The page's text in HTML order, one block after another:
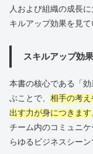
人および組織の成長
キルアップ効果を見て
スキルアップ効
本書の核心である「
ぶことで、 相手の考
出す力が身につきます
チーム内のコミュニ
らゆるビジネスシー